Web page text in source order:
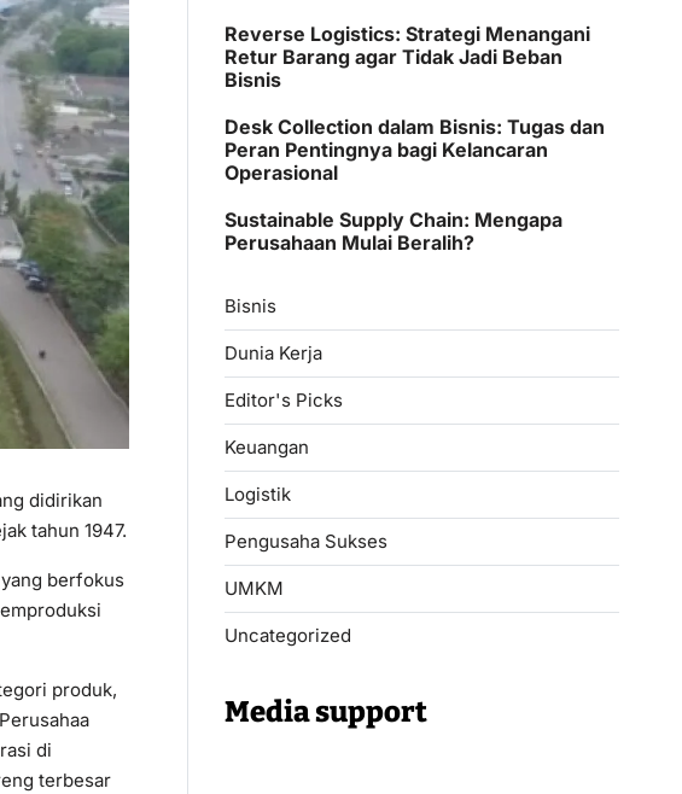
didirikan
tahun 1947.
berfokus
produk,
di
terbesar
Reverse Logistics: Strategi Menangani
Retur Barang agar Tidak Jadi Beban
Bisnis
Desk Collection dalam Bisnis: Tugas dan
Peran Pentingnya bagi Kelancaran
Operasional
Sustainable Supply Chain: Mengapa
Perusahaan Mulai Beralih?
Bisnis
Dunia Kerja
Editor's Picks
Keuangan
Logistik
Pengusaha Sukses
UMKM
Uncategorized
Media support